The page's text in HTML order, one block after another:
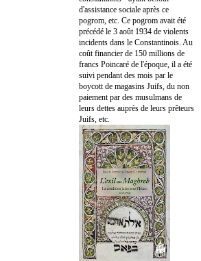
d'assistance sociale après ce
pogrom, etc. Ce pogrom avait été
précédé le 3 août 1934 de violents
incidents dans le Constantinois. Au
coût financier de 150 millions de
francs Poincaré de l'époque, il a été
suivi pendant des mois par le
boycott de magasins Juifs, du non
paiement par des musulmans de
leurs dettes auprès de leurs prêteurs
Juifs, etc.